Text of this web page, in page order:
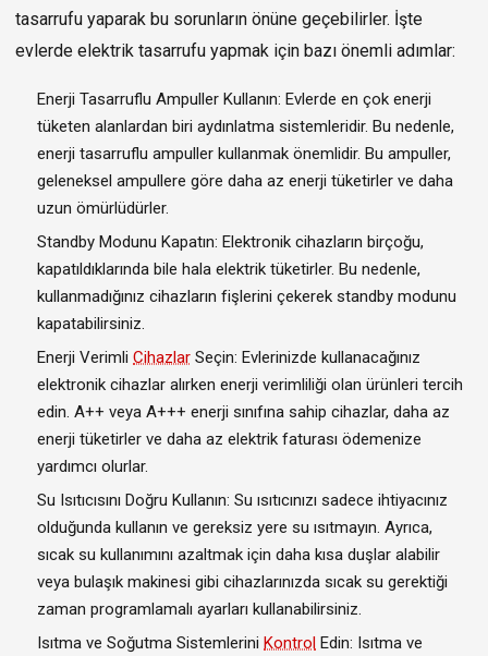
tasarrufu yaparak bu sorunların önüne geçebilirler. İşte
evlerde elektrik tasarrufu yapmak için bazı önemli adımlar:
Enerji Tasarruflu Ampuller Kullanın: Evlerde en çok enerji
tüketen alanlardan biri aydınlatma sistemleridir. Bu nedenle,
enerji tasarruflu ampuller kullanmak önemlidir. Bu ampuller,
geleneksel ampullere göre daha az enerji tüketirler ve daha
uzun ömürlüdürler.
Standby Modunu Kapatın: Elektronik cihazların birçoğu,
kapatıldıklarında bile hala elektrik tüketirler. Bu nedenle,
kullanmadığınız cihazların fişlerini çekerek standby modunu
kapatabilirsiniz.
Enerji Verimli Cihazlar Seçin: Evlerinizde kullanacağınız
elektronik cihazlar alırken enerji verimliliği olan ürünleri tercih
edin. A++ veya A+++ enerji sınıfına sahip cihazlar, daha az
enerji tüketirler ve daha az elektrik faturası ödemenize
yardımcı olurlar.
Su Isıtıcısını Doğru Kullanın: Su ısıtıcınızı sadece ihtiyacınız
olduğunda kullanın ve gereksiz yere su ısıtmayın. Ayrıca,
sıcak su kullanımını azaltmak için daha kısa duşlar alabilir
veya bulaşık makinesi gibi cihazlarınızda sıcak su gerektiği
zaman programlamalı ayarları kullanabilirsiniz.
Isıtma ve Soğutma Sistemlerini Kontrol Edin: Isıtma ve